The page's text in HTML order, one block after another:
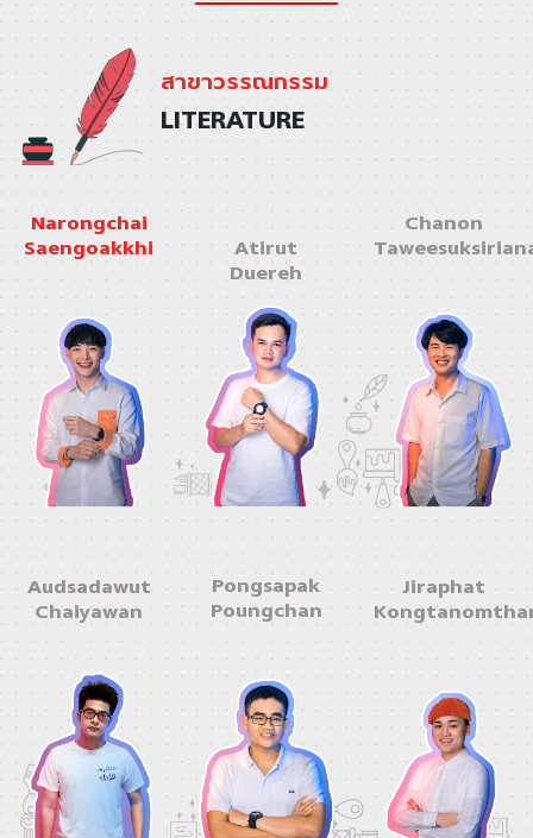
สาขาวรรณกรรม
LITERATURE
Narongchai
Saengoakkhi Atirut
Duereh
Chanon
Audsadawut
Chaiyawan
Pongsapak
Poungchan
Jiraphat